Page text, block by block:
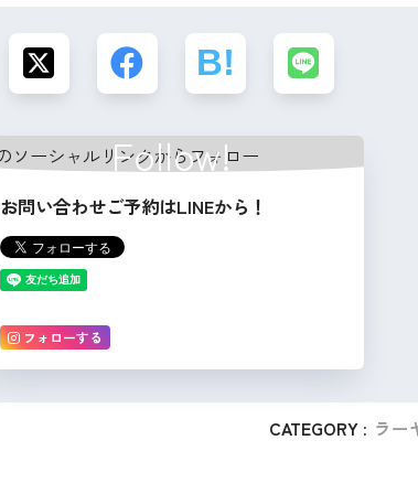
Follow!
お問い合わせご予約はLINEから！
フォローする
CATEGORY : ラー